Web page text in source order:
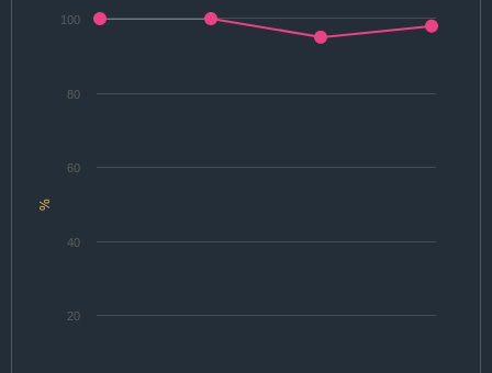
%
20
40
60
80
100